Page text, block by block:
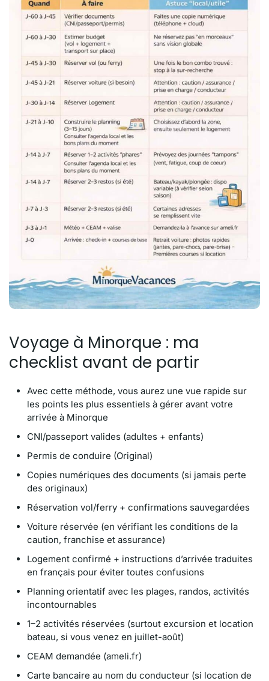
Voyage à Minorque : ma
checklist avant de partir
Avec cette méthode, vous aurez une vue rapide sur
les points les plus essentiels à gérer avant votre
arrivée à Minorque
CNI/passeport valides (adultes + enfants)
Permis de conduire (Original)
Copies numériques des documents (si jamais perte
des originaux)
Réservation vol/ferry + confirmations sauvegardées
Voiture réservée (en vérifiant les conditions de la
caution, franchise et assurance)
Logement confirmé + instructions d’arrivée traduites
en français pour éviter toutes confusions
Planning orientatif avec les plages, randos, activités
incontournables
1–2 activités réservées (surtout excursion et location
bateau, si vous venez en juillet-août)
CEAM demandée (ameli.fr)
Carte bancaire au nom du conducteur (si location de